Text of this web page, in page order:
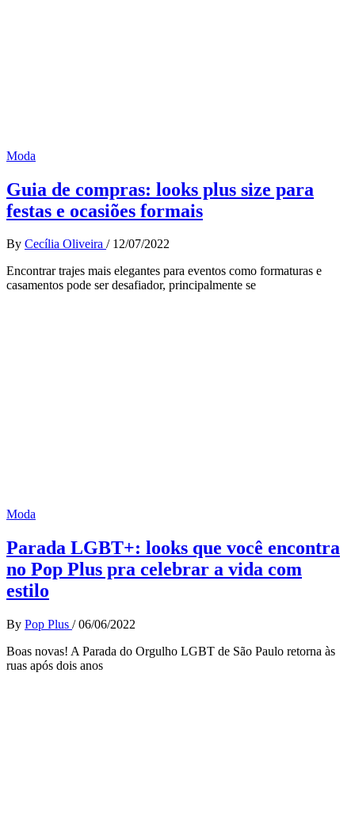
Moda
Guia de compras: looks plus size para
festas e ocasiões formais
By Cecília Oliveira / 12/07/2022
Encontrar trajes mais elegantes para eventos como formaturas e
casamentos pode ser desafiador, principalmente se
Moda
Parada LGBT+: looks que você encontra
no Pop Plus pra celebrar a vida com
estilo
By Pop Plus / 06/06/2022
Boas novas! A Parada do Orgulho LGBT de São Paulo retorna às
ruas após dois anos